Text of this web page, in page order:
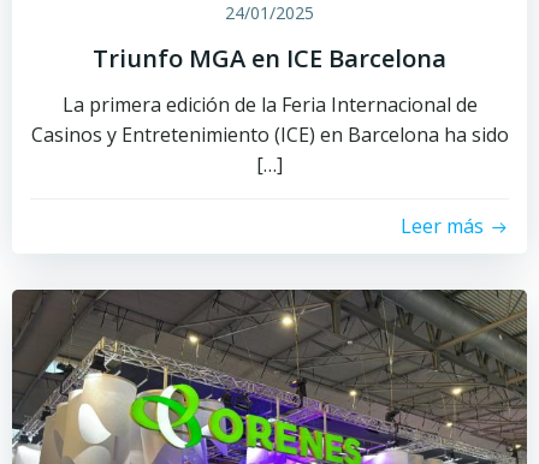
24/01/2025
Triunfo MGA en ICE Barcelona
La primera edición de la Feria Internacional de
Casinos y Entretenimiento (ICE) en Barcelona ha sido
[…]
Leer más